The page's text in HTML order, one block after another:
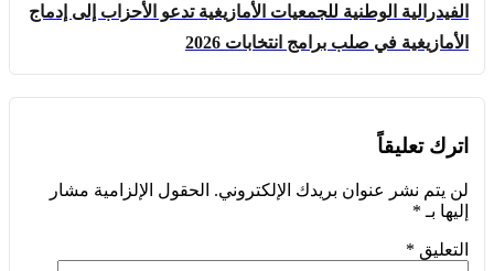
الفيدرالية الوطنية للجمعيات الأمازيغية تدعو الأحزاب إلى إدماج
الأمازيغية في صلب برامج انتخابات 2026
اترك تعليقاً
لن يتم نشر عنوان بريدك الإلكتروني. الحقول الإلزامية مشار
إليها بـ *
التعليق *